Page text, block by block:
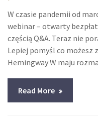
W czasie pandemii od
webinar – otwarty
częścią Q&A. Teraz nie
Lepiej pomyśl co możesz
Hemingway W maju
Read More